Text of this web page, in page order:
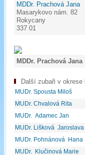
MDDr. Prachová Jana
Masarykovo nám. 82
Rokycany
337 01
MDDr. Prachová Jana
Další zubaři v okrese
MUDr. Spousta Miloš
MUDr. Chvalová Rita
MUDr. Adamec Jan
MUDr. Lišková Jaroslava
MUDr. Pohnánová Hana
MUDr. Klučinová Marie